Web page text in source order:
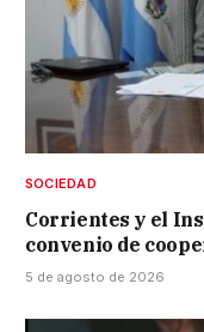
SOCIEDAD
Corrientes y el
convenio de
5 de agosto de 2026